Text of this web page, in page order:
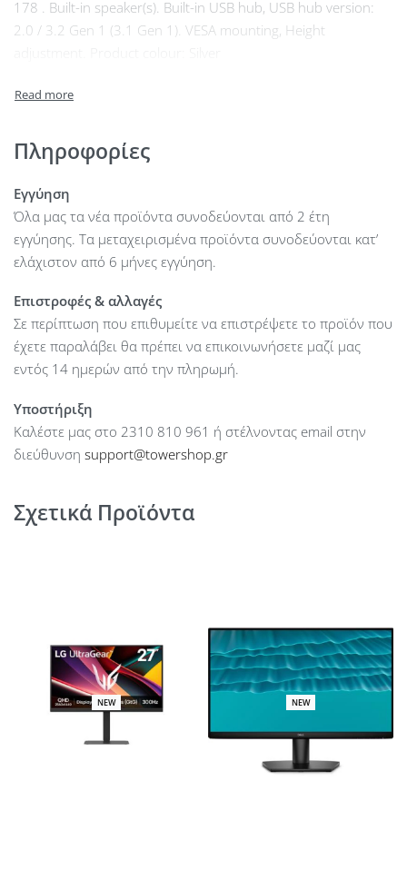
178 . Built-in speaker(s). Built-in USB hub, USB hub version:
2.0 / 3.2 Gen 1 (3.1 Gen 1). VESA mounting, Height
Πληροφορίες
Εγγύηση
Όλα μας τα νέα προϊόντα συνοδεύονται από 2 έτη
εγγύησης. Τα μεταχειρισμένα προϊόντα συνοδεύονται κατ’
ελάχιστον από 6 μήνες εγγύηση.
Επιστροφές & αλλαγές
Σε περίπτωση που επιθυμείτε να επιστρέψετε το προϊόν που
έχετε παραλάβει θα πρέπει να επικοινωνήσετε μαζί μας
εντός 14 ημερών από την πληρωμή.
Υποστήριξη
Καλέστε μας στο 2310 810 961 ή στέλνοντας email στην
διεύθυνση support@towershop.gr
Σχετικά Προϊόντα
NEW NEW